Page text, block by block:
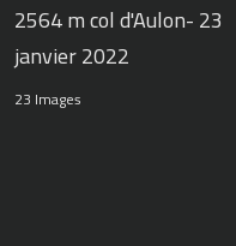
2564 m col d'Aulon- 23
janvier 2022
23 Images